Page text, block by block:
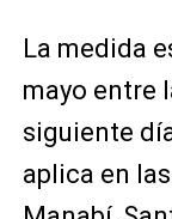
La medida
mayo entre
siguiente
aplica en